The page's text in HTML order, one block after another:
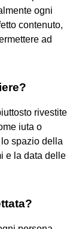
ogni
contenuto,
ad
rivestite
iuta o
spazio della
e la data delle